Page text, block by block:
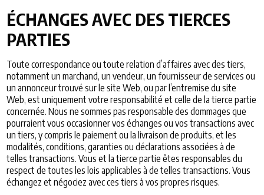
ÉCHANGES AVEC DES TIERCES
PARTIES
Toute correspondance ou toute relation d’affaires avec des tiers,
notamment un marchand, un vendeur, un fournisseur de services ou
un annonceur trouvé sur le site Web, ou par l’entremise du site
Web, est uniquement votre responsabilité et celle de la tierce partie
concernée. Nous ne sommes pas responsable des dommages que
pourraient vous occasionner vos échanges ou vos transactions avec
un tiers, y compris le paiement ou la livraison de produits, et les
modalités, conditions, garanties ou déclarations associées à de
telles transactions. Vous et la tierce partie êtes responsables du
respect de toutes les lois applicables à de telles transactions. Vous
échangez et négociez avec ces tiers à vos propres risques.